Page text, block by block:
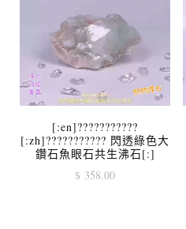
[:en]???????????
[:zh]??????????? 閃透綠色大
鑽石魚眼石共生沸石[:]
$ 358.00